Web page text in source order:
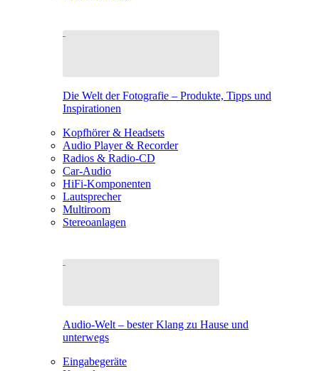
Die Welt der Fotografie – Produkte, Tipps und
Inspirationen
Kopfhörer & Headsets
Audio Player & Recorder
Radios & Radio-CD
Car-Audio
HiFi-Komponenten
Lautsprecher
Multiroom
Stereoanlagen
Audio-Welt – bester Klang zu Hause und
unterwegs
Eingabegeräte